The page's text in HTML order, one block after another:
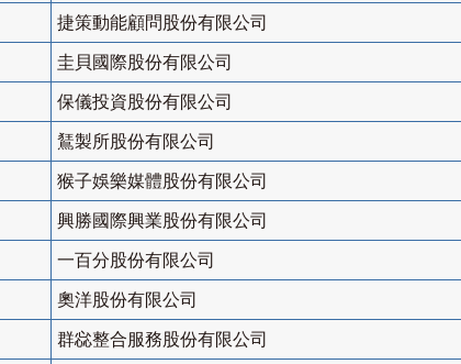
捷策動能顧問股份有限公司
圭貝國際股份有限公司
保儀投資股份有限公司
鵟製所股份有限公司
猴子娛樂媒體股份有限公司
興勝國際興業股份有限公司
一百分股份有限公司
奧洋股份有限公司
群惢整合服務股份有限公司